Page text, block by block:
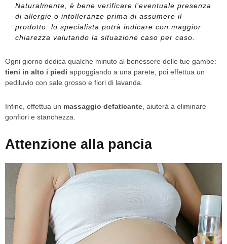
Naturalmente, è bene verificare l’eventuale presenza
di allergie o intolleranze prima di assumere il
prodotto: lo specialista potrà indicare con maggior
chiarezza valutando la situazione caso per caso.
Ogni giorno dedica qualche minuto al benessere delle tue gambe:
tieni in alto i piedi appoggiando a una parete, poi effettua un
pediluvio con sale grosso e fiori di lavanda.
Infine, effettua un massaggio defaticante , aiuterà a eliminare
gonfiori e stanchezza.
Attenzione alla pancia